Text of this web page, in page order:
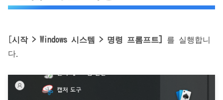
시작 > Windows 시스템 > 명령 프롬프트]
를 실행합니
다.